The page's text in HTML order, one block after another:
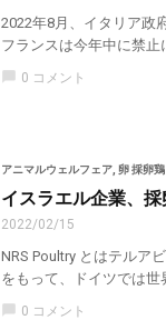
2022年8月、イタリア政
フランスは今年中に禁止
chat_bubble 0 コメント
アニマルウェルフェア 卵 採卵鶏
イスラエル企業、
2022/02/15
NRS Poultry とはテルア
をもって、ドイツでは世
chat_bubble 0 コメント